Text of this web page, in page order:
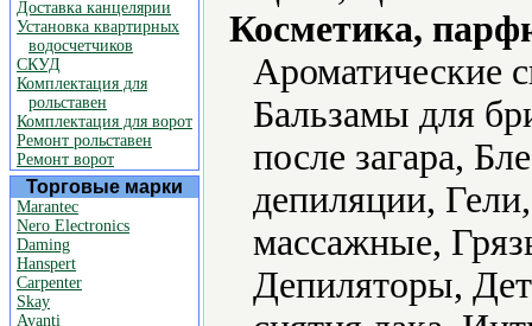
Доставка канцелярии
Установка квартирных
водосчетчиков
СКУД
Комплектация для
рольставен
Комплектация для ворот
Ремонт рольставен
Ремонт ворот
Торговые марки
Marantec
Nero Electronics
Daming
Hanspert
Carpenter
Skay
Avanti
Косметика,
Ароматические
Бальзамы для
после загара,
депиляции,
массажные,
Депиляторы,